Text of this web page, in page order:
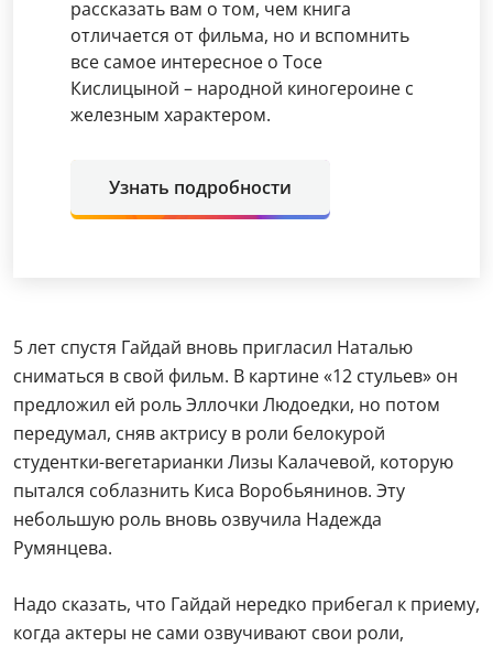
рассказать вам о том, чем книга
отличается от фильма, но и вспомнить
все самое интересное о Тосе
Кислицыной – народной киногероине с
железным характером.
Узнать подробности
5 лет спустя Гайдай вновь пригласил Наталью
сниматься в свой фильм. В картине «12 стульев» он
предложил ей роль Эллочки Людоедки, но потом
передумал, сняв актрису в роли белокурой
студентки-вегетарианки Лизы Калачевой, которую
пытался соблазнить Киса Воробьянинов. Эту
небольшую роль вновь озвучила Надежда
Румянцева.
Надо сказать, что Гайдай нередко прибегал к приему,
когда актеры не сами озвучивают свои роли,